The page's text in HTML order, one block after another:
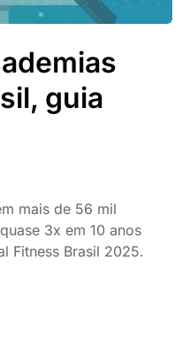
guia
mais de 56 mil
3x em 10 anos
Fitness Brasil 2025.